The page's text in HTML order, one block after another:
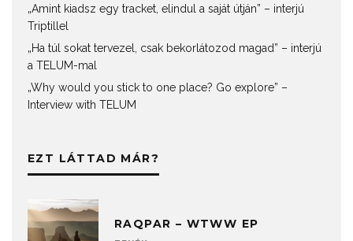
„Amint kiadsz egy tracket, elindul a saját útján” – interjú
Triptillel
„Ha túl sokat tervezel, csak bekorlátozod magad” – interjú
a TELUM-mal
„Why would you stick to one place? Go explore” –
Interview with TELUM
EZT LÁTTAD MÁR?
RAQPAR – WTWW EP